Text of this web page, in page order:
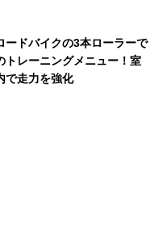
ードバイクの3本ローラーで
トレーニングメニュー！室
で走力を強化